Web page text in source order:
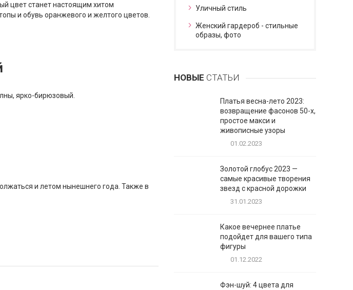
цвет станет настоящим хитом
и обувь оранжевого и желтого цветов.
ярко-бирюзовый.
и летом нынешнего года. Также в
Уличный стиль
Женский гардероб - стильные
образы, фото
НОВЫЕ СТАТЬИ
Платья весна-лето 2023:
возвращение фасонов 50-х,
простое макси и
живописные узоры
01.02.2023
Золотой глобус 2023 —
самые красивые творения
звезд с красной дорожки
31.01.2023
Какое вечернее платье
подойдет для вашего типа
фигуры
01.12.2022
Фэн-шуй: 4 цвета для